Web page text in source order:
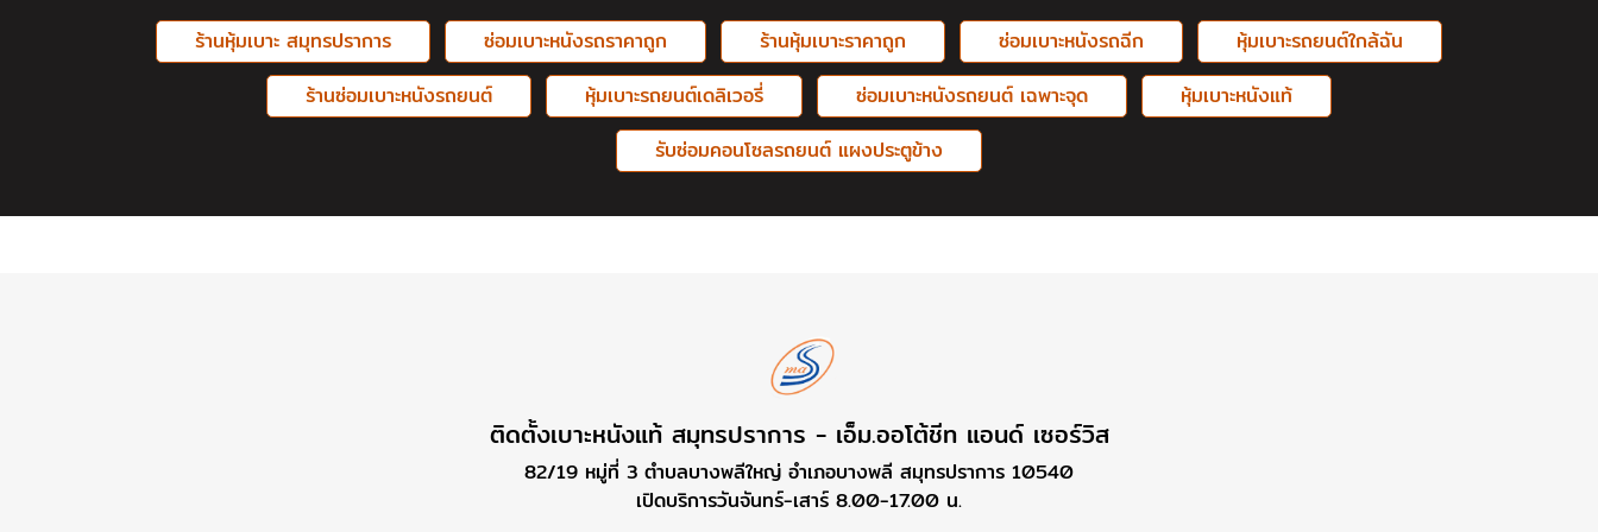
ร้านหุ้มเบาะ สมุทรปราการ ซ่อมเบาะหนังรถราคาถูก ร้านหุ้มเบาะราคาถูก ซ่อมเบาะหนังรถฉีก
หุ้มเบาะรถยนต์ใกล้ฉัน
ร้านซ่อมเบาะหนังรถยนต์
หุ้มเบาะรถยนต์เดลิเวอรี่ ซ่อมเบาะหนังรถยนต์ เฉพาะจุด
หุ้มเบาะหนังแท้
รับซ่อมคอนโซลรถยนต์ แผงประตูข้าง
ติดตั้งเบาะหนังแท้ สมุทรปราการ - เอ็ม.ออโต้ชีท แอนด์ เซอร์วิส
82/19 หมู่ที่ 3 ตำบลบางพลีใหญ่ อำเภอบางพลี สมุทรปราการ 10540
เปิดบริการวันจันทร์-เสาร์ 8.00-17.00 น.